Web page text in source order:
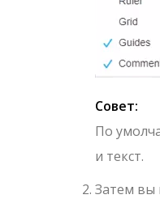
Совет:
По
и текст.
Затем вы